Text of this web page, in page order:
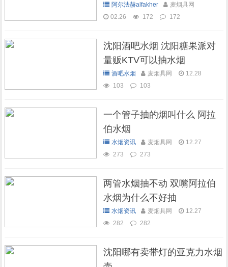
现货库存
阿尔法赫alfakher
麦烟具网
02.26
172 172
沈阳酒吧水烟 沈阳糖果派对
量贩KTV可以抽水烟
酒吧水烟 麦烟具网
12.28
103
103
一个管子抽的烟叫什么 阿拉
伯水烟
水烟资讯 麦烟具网
12.27
273
273
两管水烟抽不动 双嘴阿拉伯
水烟为什么不好抽
水烟资讯 麦烟具网
12.27
282
282
沈阳哪有卖带灯的亚克力水烟